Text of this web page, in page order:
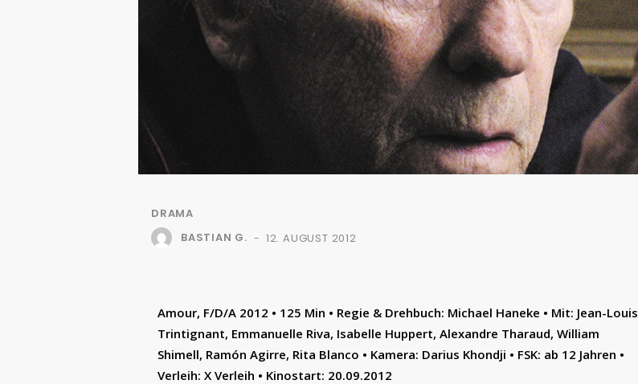
DRAMA
BASTIAN G. - 12. AUGUST 2012
Amour, F/D/A 2012 • 125 Min • Regie & Drehbuch: Michael Haneke • Mit: Jean-Louis
Trintignant, Emmanuelle Riva, Isabelle Huppert, Alexandre Tharaud, William
Shimell, Ramón Agirre, Rita Blanco • Kamera: Darius Khondji • FSK: ab 12 Jahren •
Verleih: X Verleih • Kinostart: 20.09.2012